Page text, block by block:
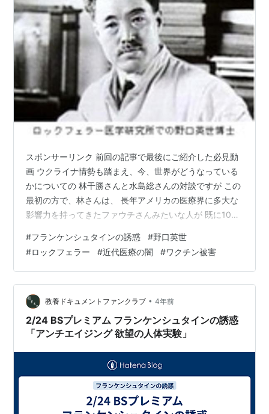
スポンサーリンク 前回の記事で最後にご紹介した必見動
画 ウクライナ情勢も踏まえ、今、世界がどうなっている
かについての 林干勝さんと水島総さんの対談ですが この
最初の方で、林さんは、 長年アメリカの医療界に多大な
影響力を持ってきたファウチさんみたいな人が 既に100
出しています。 それが、皆さんが毎日持って歩いている
だろう…1000円札にある人物でした。 野口英世博士です
が、その名声はロックフェラー研究所によって もたらさ
れたものでもあったんですね。 everyday-
spiritual.hatenablog.com 就任前は反ワク姿勢だったト
ラ…
#フランケンシュタインの誘惑 #野口英世
#ロックフェラー #近代医療の闇 #ワクチン被害
教養ドキュメントファンクラブ • 4年前
2/24 BSプレミアム フランケンシュタインの誘惑
「アンチエイジング 欲望の人体実験」